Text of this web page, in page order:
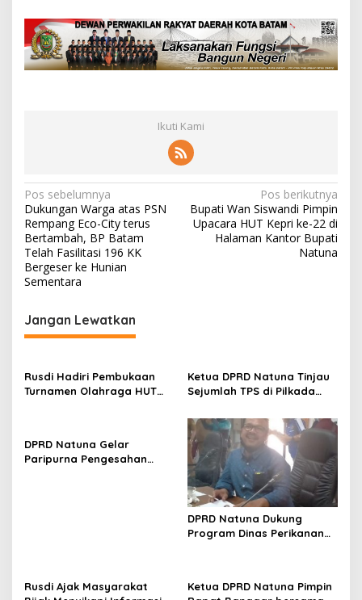
Ikuti Kami
N
a
v
i
g
a
s
p
o
Pos sebelumnya
Dukungan Warga atas PSN
Rempang Eco-City terus
Bertambah, BP Batam
Telah Fasilitasi 196 KK
Bergeser ke Hunian
Sementara
Pos berikutnya
Bupati Wan Siswandi Pimpin
Upacara HUT Kepri ke-22 di
Halaman Kantor Bupati
Natuna
Jangan Lewatkan
Rusdi Hadiri Pembukaan
Turnamen Olahraga HUT
Ketua DPRD Natuna Tinjau
Sejumlah TPS di Pilkada
DPRD Natuna Gelar
Paripurna Pengesahan
DPRD Natuna Dukung
Program Dinas Perikanan
Rusdi Ajak Masyarakat
Ketua DPRD Natuna Pimpin